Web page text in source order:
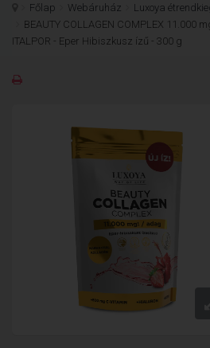
Főlap Webáruház Luxoya
BEAUTY COLLAGEN COMPLEX 11.000
ITALPOR - Eper Hibiszkusz ízű - 300 g